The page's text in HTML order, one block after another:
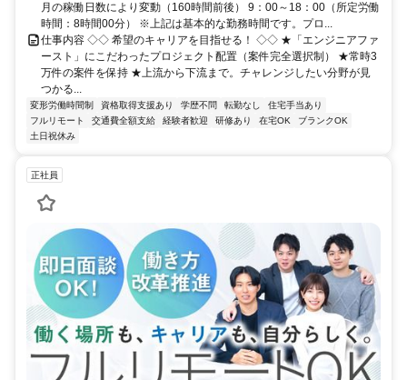
月の稼働日数により変動（160時間前後） 9：00～18：00（所定労働
時間：8時間00分） ※上記は基本的な勤務時間です。プロ...
仕事内容 ◇◇ 希望のキャリアを目指せる！ ◇◇ ★「エンジニアファ
ースト」にこだわったプロジェクト配置（案件完全選択制） ★常時3
万件の案件を保持 ★上流から下流まで。チャレンジしたい分野が見
つかる...
変形労働時間制 資格取得支援あり 学歴不問 転勤なし
住宅手当あり
フルリモート
交通費全額支給 経験者歓迎 研修あり 在宅OK
ブランクOK
土日祝休み
正社員